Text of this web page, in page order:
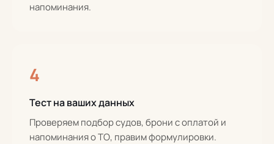
напоминания.
4
Тест на ваших данных
Проверяем подбор судов, брони с оплатой и
напоминания о ТО, правим формулировки.